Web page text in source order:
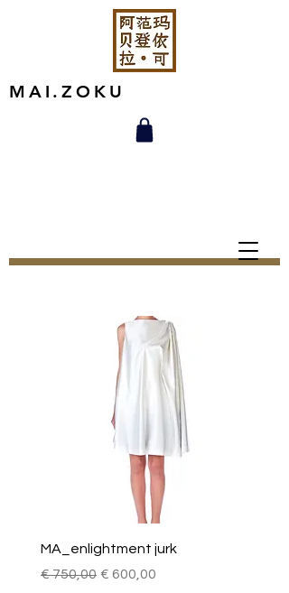
MAI.ZOKU
MA_enlightment jurk
Regular Price
€ 750,00 Sale Price
€ 600,00